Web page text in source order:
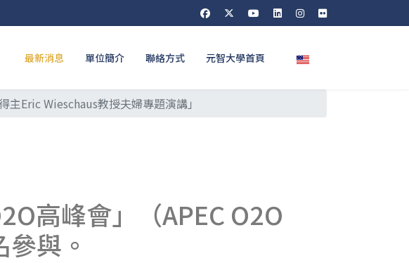
最新消息 單位簡介 聯絡方式 元智大學首頁 選擇你的語言
Eric Wieschaus教授夫婦專題演講」
高峰會」（APEC O2O
與。